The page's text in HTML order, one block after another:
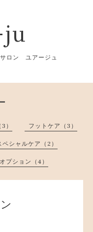
ロン ユアージュ
） フットケア（3）
ペシャルケア（2）
オプション（4）